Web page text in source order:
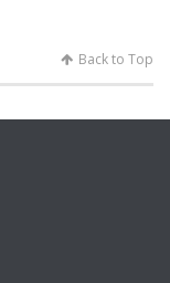
Back to Top